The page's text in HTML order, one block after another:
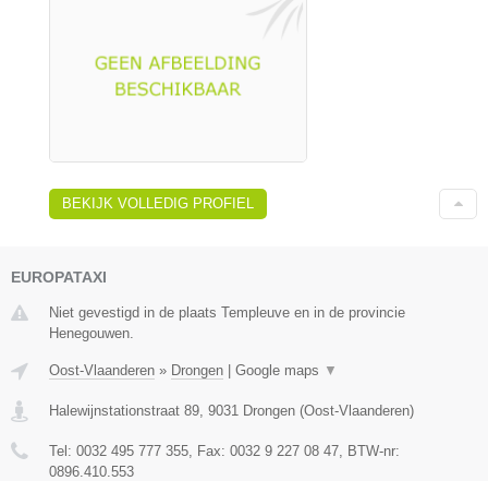
BEKIJK VOLLEDIG PROFIEL
EUROPATAXI
Niet gevestigd in de plaats Templeuve en in de provincie
Henegouwen.
Oost-Vlaanderen » Drongen Google maps ▼
Halewijnstationstraat 89 9031 Drongen (Oost-Vlaanderen)
Tel: 0032 495 777 355 , Fax: 0032 9 227 08 47 , BTW-nr:
0896.410.553